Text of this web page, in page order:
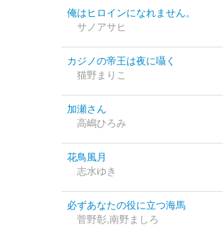
俺はヒロインになれません。
サノアサヒ
カジノの帝王は夜に囁く
猫野まりこ
加瀬さん
高嶋ひろみ
花鳥風月
志水ゆき
必ずあなたの役に立つ海馬
菅野彰,南野ましろ